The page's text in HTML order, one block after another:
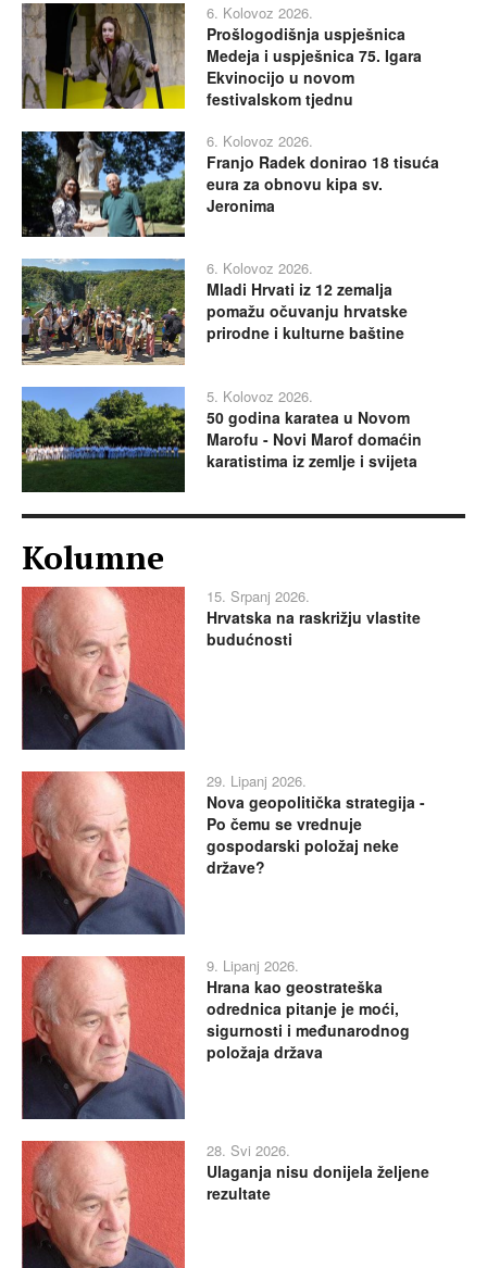
6. Kolovoz 2026.
Prošlogodišnja uspješnica
Medeja i uspješnica 75. Igara
Ekvinocijo u novom
festivalskom tjednu
6. Kolovoz 2026.
Franjo Radek donirao 18 tisuća
eura za obnovu kipa sv.
Jeronima
6. Kolovoz 2026.
Mladi Hrvati iz 12 zemalja
pomažu očuvanju hrvatske
prirodne i kulturne baštine
5. Kolovoz 2026.
50 godina karatea u Novom
Marofu - Novi Marof domaćin
karatistima iz zemlje i svijeta
Kolumne
15. Srpanj 2026.
Hrvatska na raskrižju vlastite
budućnosti
29. Lipanj 2026.
Nova geopolitička strategija -
Po čemu se vrednuje
gospodarski položaj neke
države?
9. Lipanj 2026.
Hrana kao geostrateška
odrednica pitanje je moći,
sigurnosti i međunarodnog
položaja država
28. Svi 2026.
Ulaganja nisu donijela željene
rezultate